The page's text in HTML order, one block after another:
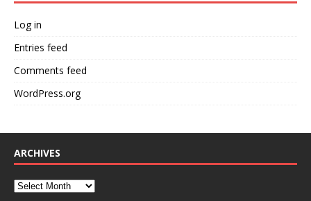
Log in
Entries feed
Comments feed
WordPress.org
ARCHIVES